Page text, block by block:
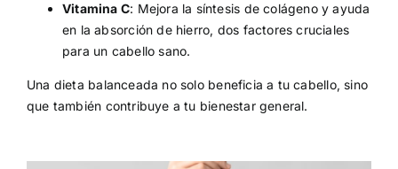
Vitamina C: Mejora la síntesis de colágeno y ayuda
en la absorción de hierro, dos factores cruciales
para un cabello sano.
Una dieta balanceada no solo beneficia a tu cabello, sino
que también contribuye a tu bienestar general.